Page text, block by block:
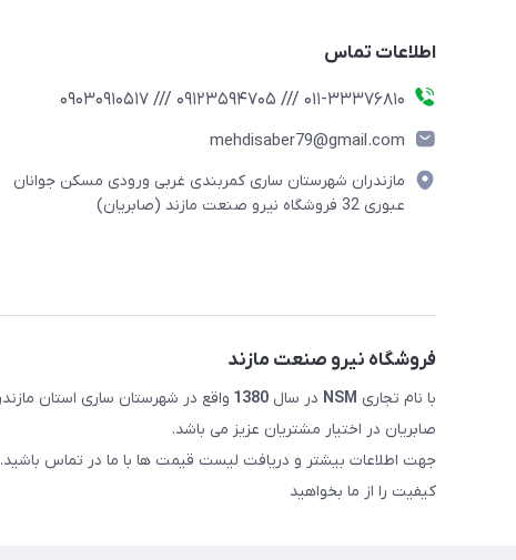
اطلاعات تماس
011-33376810 /// 09123594705 /// 09030910517
mehdisaber79@gmail.com
مازندران شهرستان ساری کمربندی غربی ورودی مسکن جوانان
عبوری 32 فروشگاه نیرو صنعت مازند (صابریان)
فروشگاه نیرو صنعت مازند
با نام تجاری NSM در سال 1380
صابریان در اختیار مشتریان عزیز می باشد.
جهت اطلاعات بیشتر و دریافت لیست قیمت ها با ما در تماس باشید.
کیفیت را از ما بخواهید